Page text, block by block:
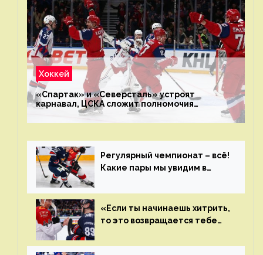
Хоккей
«Спартак» и «Северсталь» устроят
карнавал, ЦСКА сложит полномочия
чемпиона. Превью первого раунда плей-офф
на Западе
Регулярный чемпионат – всё!
Какие пары мы увидим в
«Если ты начинаешь хитрить,
то это возвращается тебе